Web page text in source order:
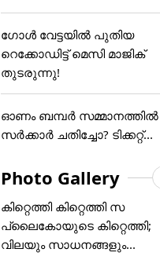
ഗോൾ വേട്ടയിൽ പുതിയ
റെക്കോഡിട്ട് ​മെസി മാജിക്
തുടരുന്നു!
ഓണം ബമ്പര്‍ സമ്മാനത്തില്‍
സര്‍ക്കാര്‍ ചതിച്ചോ? ടിക്കറ്റ്...
Photo Gallery
കിറ്റെത്തി കിറ്റെത്തി സ
പ്ലൈകോയുടെ കിറ്റെത്തി;
വിലയും സാധനങ്ങളും...